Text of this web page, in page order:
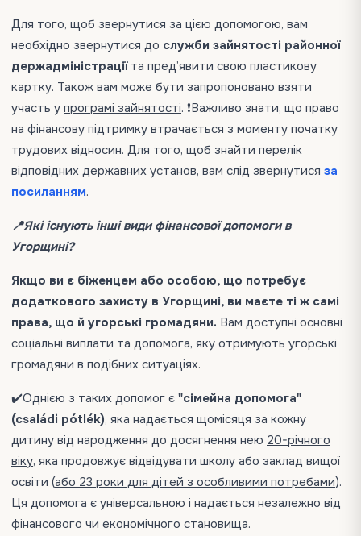
Для того, щоб звернутися за цією допомогою, вам
необхідно звернутися до служби зайнятості районної
держадміністраціїта пред’явити свою пластикову
картку. Також вам може бути запропоновано взяти
участь у програмі зайнятості. ❗️Важливо знати, що право
на фінансову підтримку втрачається з моменту початку
трудових відносин. Для того, щоб знайти перелік
відповідних державних установ, вам слід звернутися за
посиланням.
📍Які існують інші види фінансової допомоги в
Угорщині?
Якщо ви є біженцем або особою, що потребує
додаткового захисту в Угорщині, ви маєте ті ж самі
права, що й угорські громадяни. Вам доступні основні
соціальні виплати та допомога, яку отримують угорські
громадяни в подібних ситуаціях.
✔️Однією з таких допомог є "сімейна допомога"
(családi pótlék), яка надається щомісяця за кожну
дитину від народження до досягнення нею 20-річного
віку, яка продовжує відвідувати школу або заклад вищої
освіти (або 23 роки для дітей з особливими потребами).
Ця допомога є універсальною і надається незалежно від
фінансового чи економічного становища.